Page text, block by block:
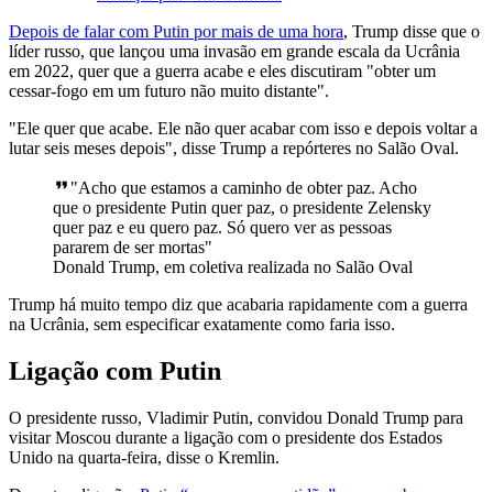
Depois de falar com Putin por mais de uma hora, Trump disse que o
líder russo, que lançou uma invasão em grande escala da Ucrânia
em 2022, quer que a guerra acabe e eles discutiram "obter um
cessar-fogo em um futuro não muito distante".
"Ele quer que acabe. Ele não quer acabar com isso e depois voltar a
lutar seis meses depois", disse Trump a repórteres no Salão Oval.
"Acho que estamos a caminho de obter paz. Acho
que o presidente Putin quer paz, o presidente Zelensky
quer paz e eu quero paz. Só quero ver as pessoas
pararem de ser mortas"
Donald Trump, em coletiva realizada no Salão Oval
Trump há muito tempo diz que acabaria rapidamente com a guerra
na Ucrânia, sem especificar exatamente como faria isso.
Ligação com Putin
O presidente russo, Vladimir Putin, convidou Donald Trump para
visitar Moscou durante a ligação com o presidente dos Estados
Unido na quarta-feira, disse o Kremlin.